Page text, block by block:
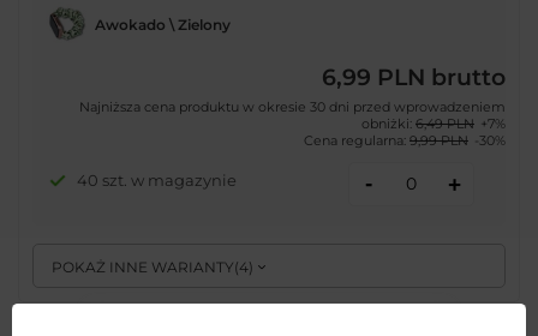
POKAŻ INNE WARIANTY(4)
Awokado \ Zielony
6,99 PLN brutto
Najniższa cena produktu w okresie 30 dni przed wprowadzeniem
obniżki: 6,49 PLN +7%
Cena regularna: 9,99 PLN -30%
40 szt. w magazynie - +